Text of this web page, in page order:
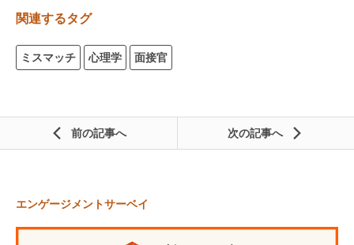
関連するタグ
ミスマッチ 心理学 面接官
前の記事 次の記事
エンゲージメントサーベイ